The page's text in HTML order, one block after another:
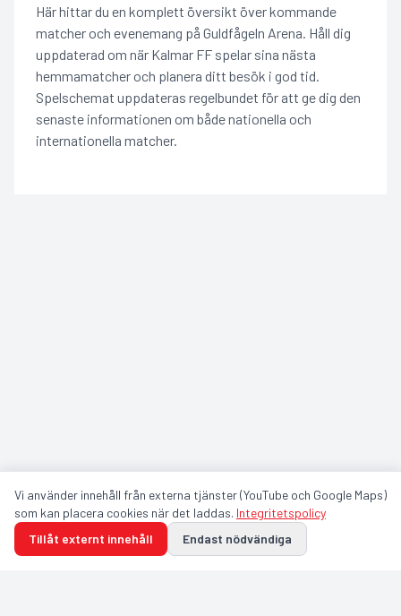
Här hittar du en komplett översikt över kommande
matcher och evenemang på Guldfågeln Arena. Håll dig
uppdaterad om när Kalmar FF spelar sina nästa
hemmamatcher och planera ditt besök i god tid.
Spelschemat uppdateras regelbundet för att ge dig den
senaste informationen om både nationella och
internationella matcher.
Vi använder innehåll från externa tjänster (YouTube och Google Maps)
som kan placera cookies när det laddas. Integritetspolicy
Tillåt externt innehåll
Endast nödvändiga